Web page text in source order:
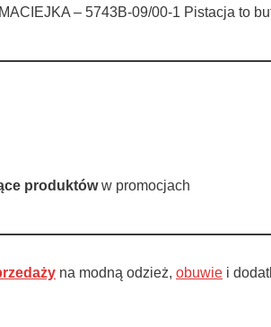
– 5743B-09/00-1 Pistacja to
produktóww promocjach
na modną odzież, obuwie i